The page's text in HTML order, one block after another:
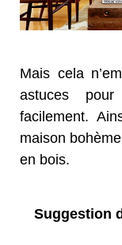
Mais cela
astuces
facilement.
maison
en bois.
Suggestion